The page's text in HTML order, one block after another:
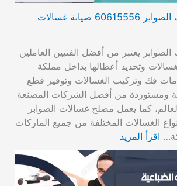
فني تصليح غسالات الصوابر 60615556 صيانة غسالات
يعتبر من أفضل الفنيين العاملين
وتحديد أعطالها بداخل مملكة
فك وتركيب الغسالات وتوفير قطع
ومستوردة من أفضل الشركات المصنعة
كما يعمل مصلح غسالات الصوابر
الغسالات المختلفة من جميع الماركات
اقرأ المزيد